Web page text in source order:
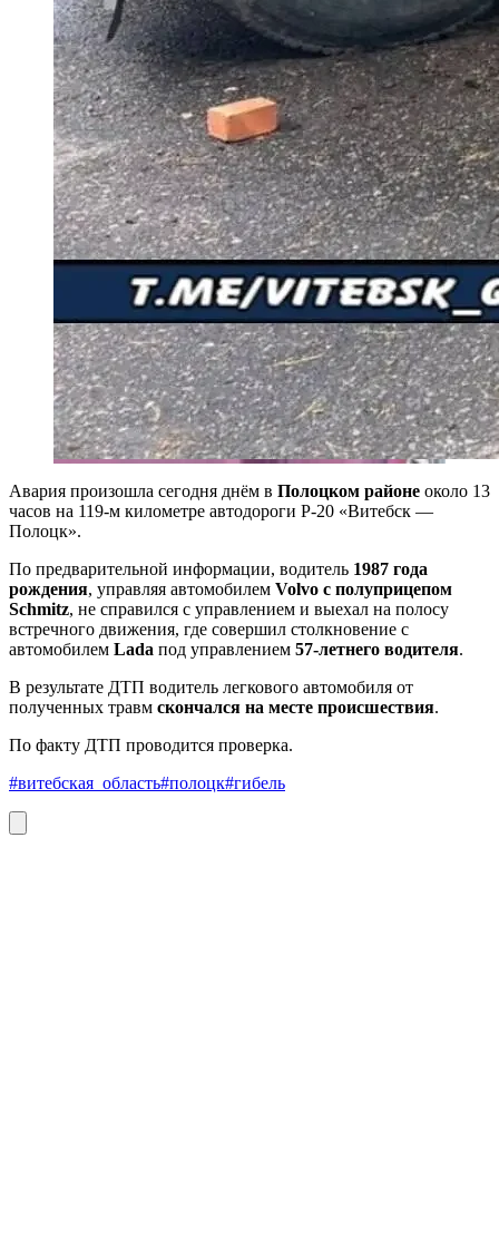
Авария произошла сегодня днём в Полоцком районе около 13
часов на 119-м километре автодороги Р-20 «Витебск —
Полоцк».
По предварительной информации, водитель 1987 года
рождения, управляя автомобилем Volvo с полуприцепом
Schmitz, не справился с управлением и выехал на полосу
встречного движения, где совершил столкновение с
автомобилем Lada под управлением 57-летнего водителя.
В результате ДТП водитель легкового автомобиля от
полученных травм скончался на месте происшествия.
По факту ДТП проводится проверка.
#витебская_область#полоцк#гибель